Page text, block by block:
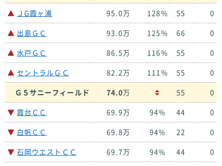
▲ ＪG霞ヶ浦 95.0万 128% 55
0
▲ 出島ＧＣ 93.0万 125% 66
0
▲ 水戸ＧＣ 86.5万 116% 55
0
▲ セントラルＧＣ 82.2万 111% 55
0
Ｇ５サニーフィールド
74.0万 55
0
▼ 霞台ＣＣ 69.9万 94% 44
0
▼ 白帆ＣＣ 69.8万 94% 22
0
▼ 石岡ウエストＣＣ 69.7万 94% 44
0